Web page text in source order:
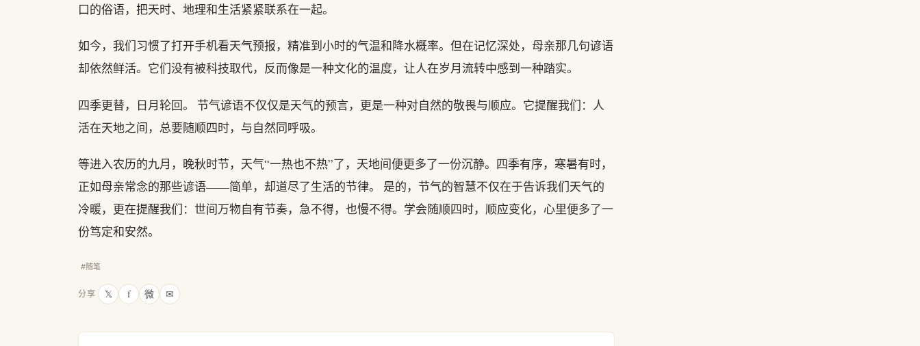
口的俗语，把天时、地理和生活紧紧联系在一起。
如今，我们习惯了打开手机看天气预报，精准到小时的气温和降水概率。但在记忆深处，母亲那几句谚语
却依然鲜活。它们没有被科技取代，反而像是一种文化的温度，让人在岁月流转中感到一种踏实。
四季更替，日月轮回。 节气谚语不仅仅是天气的预言，更是一种对自然的敬畏与顺应。它提醒我们：人
活在天地之间，总要随顺四时，与自然同呼吸。
等进入农历的九月，晚秋时节，天气“一热也不热”了，天地间便更多了一份沉静。四季有序，寒暑有时，
正如母亲常念的那些谚语——简单，却道尽了生活的节律。 是的，节气的智慧不仅在于告诉我们天气的
冷暖，更在提醒我们：世间万物自有节奏，急不得，也慢不得。学会随顺四时，顺应变化，心里便多了一
份笃定和安然。
#随笔
分享 𝕏 f 微 ✉